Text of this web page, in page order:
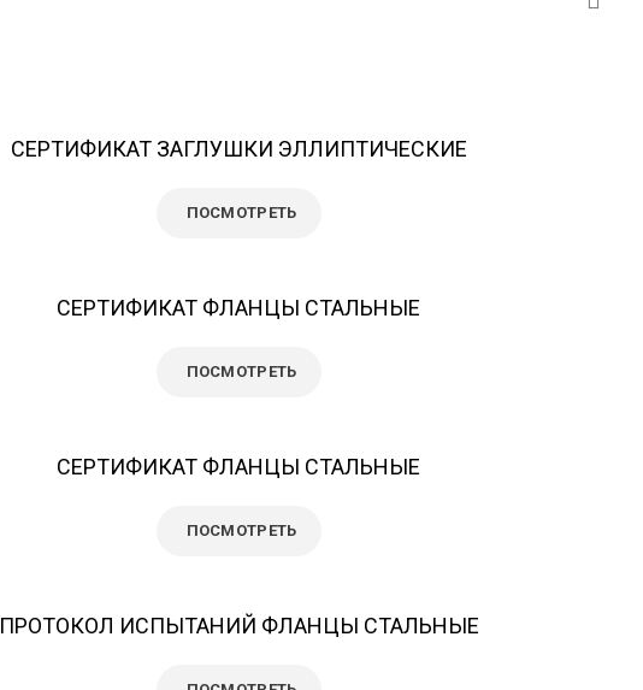
СЕРТИФИКАТ ЗАГЛУШКИ ЭЛЛИПТИЧЕСКИЕ
ПОСМОТРЕТЬ
СЕРТИФИКАТ ФЛАНЦЫ СТАЛЬНЫЕ
ПОСМОТРЕТЬ
СЕРТИФИКАТ ФЛАНЦЫ СТАЛЬНЫЕ
ПОСМОТРЕТЬ
ПРОТОКОЛ ИСПЫТАНИЙ ФЛАНЦЫ СТАЛЬНЫЕ